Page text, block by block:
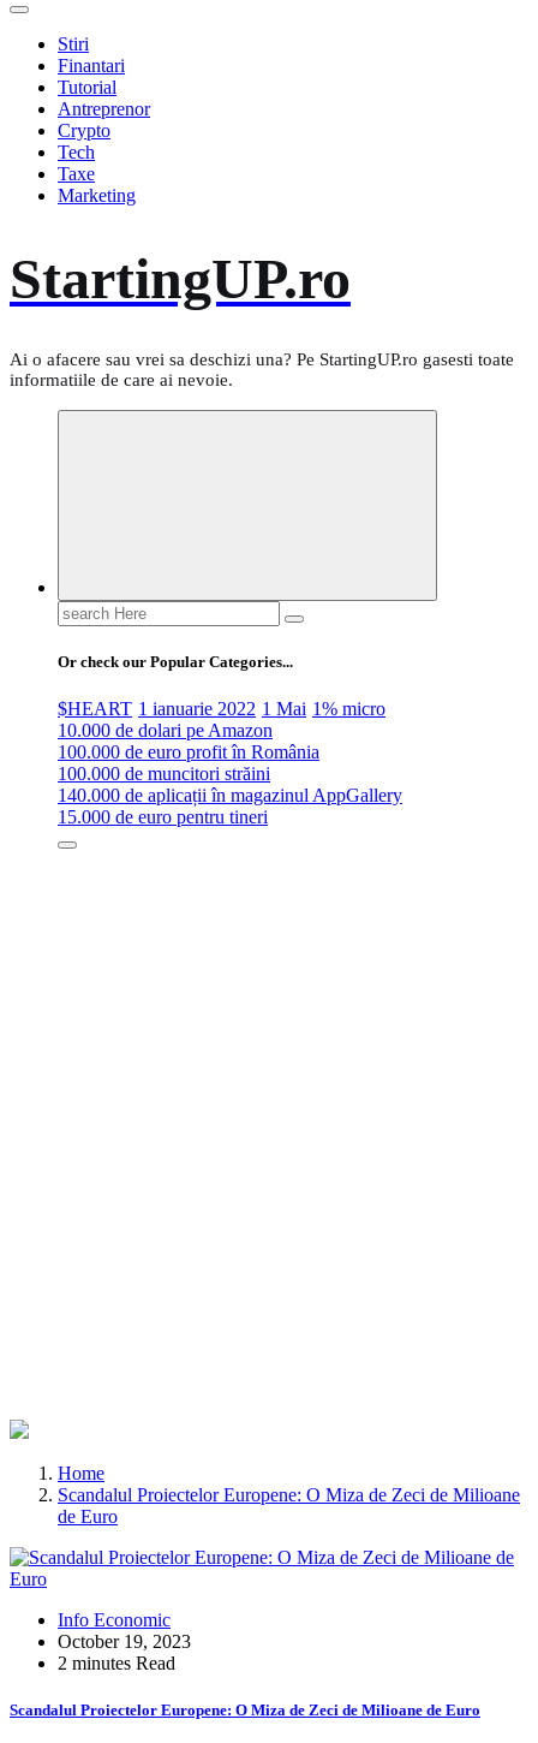
Stiri
Finantari
Tutorial
Antreprenor
Crypto
Tech
Taxe
Marketing
StartingUP.ro
Ai o afacere sau vrei sa deschizi una? Pe StartingUP.ro gasesti toate
informatiile de care ai nevoie.
Search
for:
Or check our Popular Categories...
$HEART 1 ianuarie 2022 1 Mai 1% micro
10.000 de dolari pe Amazon
100.000 de euro profit în România
100.000 de muncitori străini
140.000 de aplicații în magazinul AppGallery
15.000 de euro pentru tineri
Home
Scandalul Proiectelor Europene: O Miza de Zeci de Milioane
de Euro
Info Economic
October 19, 2023
2 minutes Read
Scandalul Proiectelor Europene: O Miza de Zeci de Milioane de Euro